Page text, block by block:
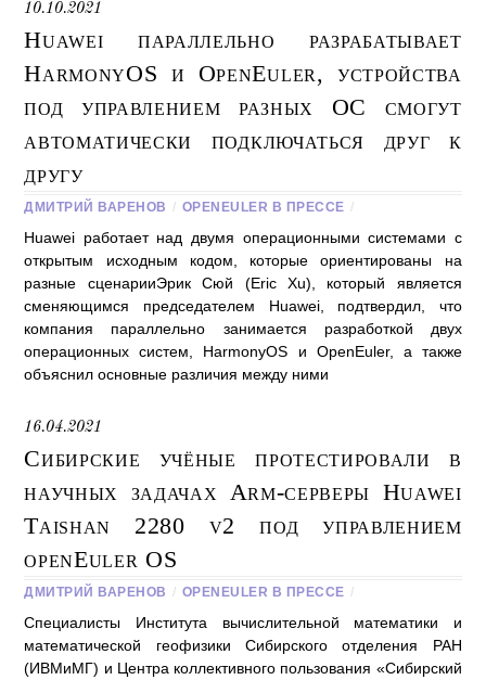
10.10.2021
Huawei параллельно разрабатывает
HarmonyOS и OpenEuler, устройства
под управлением разных ОС смогут
автоматически подключаться друг к
другу
ДМИТРИЙ ВАРЕНОВ / OPENEULER В ПРЕССЕ /
Huawei работает над двумя операционными системами с
открытым исходным кодом, которые ориентированы на
разные сценарииЭрик Сюй (Eric Xu), который является
сменяющимся председателем Huawei, подтвердил, что
компания параллельно занимается разработкой двух
операционных систем, HarmonyOS и OpenEuler, а также
объяснил основные различия между ними
16.04.2021
Сибирские учёные протестировали в
научных задачах Arm-серверы Huawei
Taishan 2280 v2 под управлением
openEuler OS
ДМИТРИЙ ВАРЕНОВ / OPENEULER В ПРЕССЕ /
Специалисты Института вычислительной математики и
математической геофизики Сибирского отделения РАН
(ИВМиМГ) и Центра коллективного пользования «Сибирский